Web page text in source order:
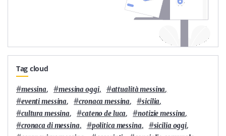
Tag cloud
#messina, #messina oggi, #attualità messina,
#eventi messina, #cronaca messina, #sicilia,
#cultura messina, #cateno de luca, #notizie messina,
#cronaca di messina, #politica messina, #sicilia oggi,